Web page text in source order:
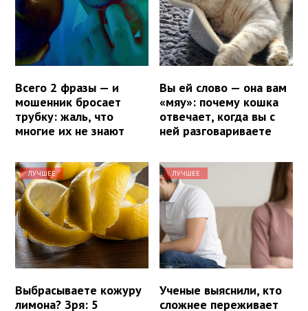
Всего 2 фразы — и
мошенник бросает
трубку: жаль, что
многие их не знают
Вы ей слово — она вам
«мяу»: почему кошка
отвечает, когда вы с
ней разговариваете
ЛУЧШЕЕ
Выбрасываете кожуру
лимона? Зря: 5
ЛУЧШЕЕ
Ученые выяснили, кто
сложнее переживает